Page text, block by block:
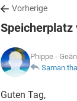
Vorherige
Speicherplatz
Phippe -
Saman.tha
Guten Tag,